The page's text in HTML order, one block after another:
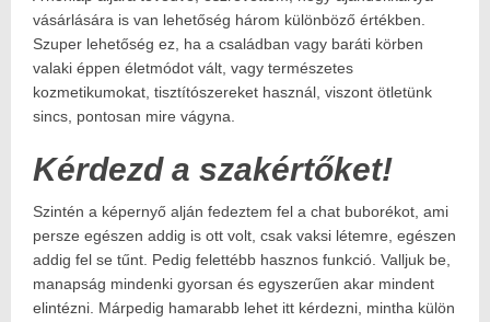
vásárlására is van lehetőség három különböző értékben.
Szuper lehetőség ez, ha a családban vagy baráti körben
valaki éppen életmódot vált, vagy természetes
kozmetikumokat, tisztítószereket használ, viszont ötletünk
sincs, pontosan mire vágyna.
Kérdezd a szakértőket!
Szintén a képernyő alján fedeztem fel a chat buborékot, ami
persze egészen addig is ott volt, csak vaksi létemre, egészen
addig fel se tűnt. Pedig felettébb hasznos funkció. Valljuk be,
manapság mindenki gyorsan és egyszerűen akar mindent
elintézni. Márpedig hamarabb lehet itt kérdezni, mintha külön